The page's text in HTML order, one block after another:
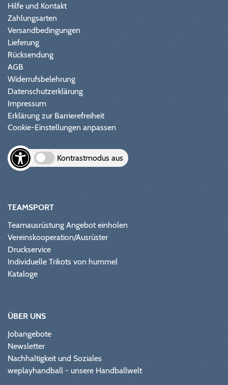
Hilfe und Kontakt
Zahlungsarten
Versandbedingungen
Lieferung
Rücksendung
AGB
Widerrufsbelehrung
Datenschutzerklärung
Impressum
Erklärung zur Barrierefreiheit
Cookie-Einstellungen anpassen
Kontrastmodus aus
TEAMSPORT
Teamausrüstung Angebot einholen
Vereinskooperation/Ausrüster
Druckservice
Individuelle Trikots von hummel
Kataloge
ÜBER UNS
Jobangebote
Newsletter
Nachhaltigkeit und Soziales
weplayhandball - unsere Handballwelt